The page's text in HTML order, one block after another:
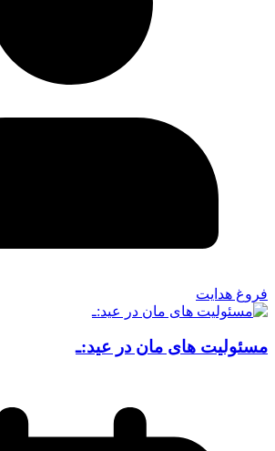
فروغ هدایت
مسئولیت های مان در عید:ـ